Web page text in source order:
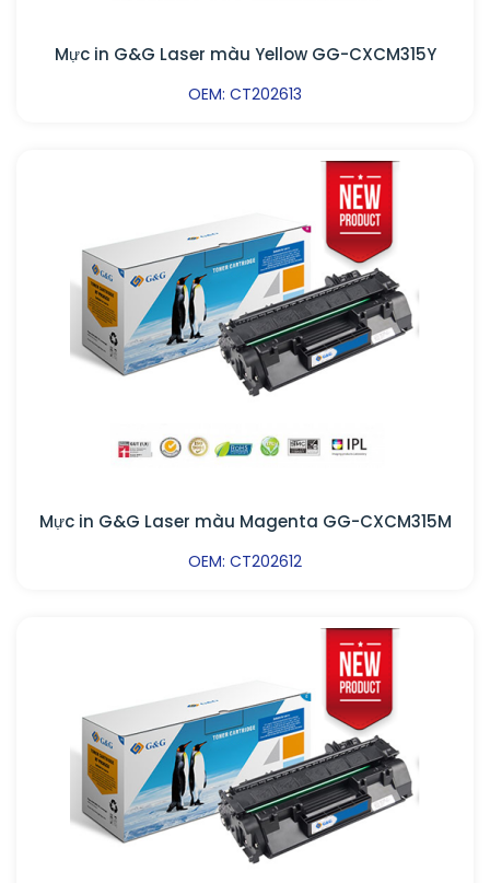
Mực in G&G Laser màu Yellow GG-CXCM315Y
OEM: CT202613
Mực in G&G Laser màu Magenta GG-CXCM315M
OEM: CT202612